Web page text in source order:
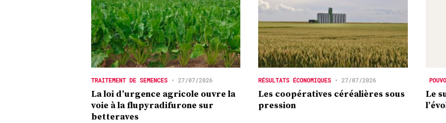
TRAITEMENT DE SEMENCES • 27/07/2026
La loi d’urgence agricole ouvre la
voie à la flupyradifurone sur
betteraves
RÉSULTATS ÉCONOMIQUES • 27/07/2026
Les coopératives céréalières sous
pression
Le